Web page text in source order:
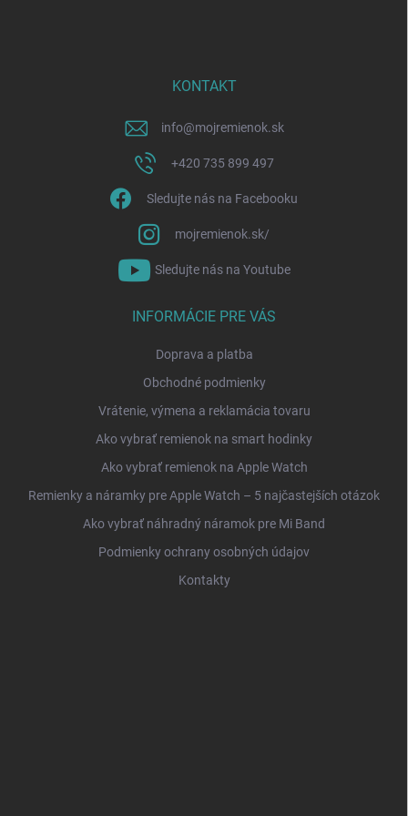
KONTAKT
info@mojremienok.sk
+420 735 899 497
Sledujte nás na Facebooku
mojremienok.sk/
Sledujte nás na Youtube
INFORMÁCIE PRE VÁS
Doprava a platba
Obchodné podmienky
Vrátenie, výmena a reklamácia tovaru
Ako vybrať remienok na smart hodinky
Ako vybrať remienok na Apple Watch
Remienky a náramky pre Apple Watch – 5 najčastejších otázok
Ako vybrať náhradný náramok pre Mi Band
Podmienky ochrany osobných údajov
Kontakty